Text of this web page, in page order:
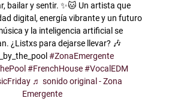
bailar y sentir. ✨🐱 Un artista que
digital, energía vibrante y un futuro
y la inteligencia artificial se
¿Listxs para dejarse llevar? 🎶
#ZonaEmergente
#FrenchHouse #VocalEDM
♬ sonido original - Zona
Emergente